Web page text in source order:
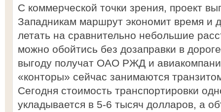
С коммерческой точки зрения, проект
Западникам маршрут экономит время и
летать на сравнительно небольшие
можно обойтись без дозаправки в
выгоду получат ОАО РЖД и
«конторы» сейчас занимаются
Сегодня стоимость транспортировки
укладывается в 5-6 тысяч долларов, а